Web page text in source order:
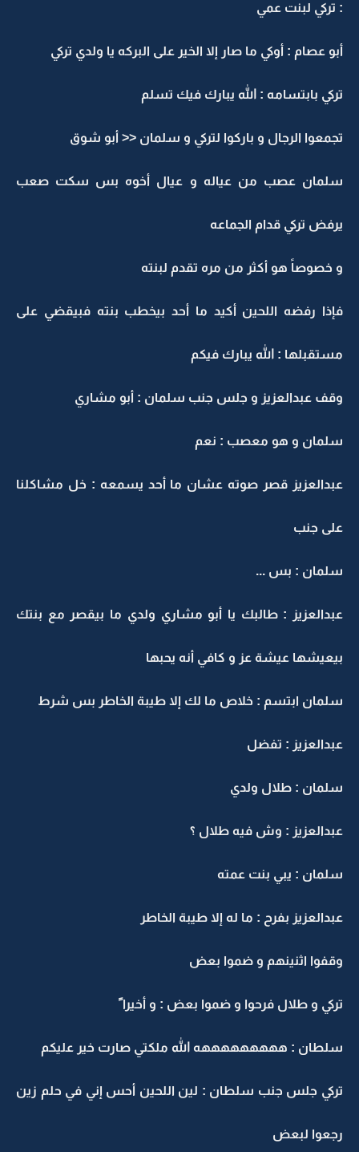
: تركي لبنت عمي
أبو عصام : أوكي ما صار إلا الخير على البركه يا ولدي تركي
تركي بابتسامه : الله يبارك فيك تسلم
تجمعوا الرجال و باركوا لتركي و سلمان << أبو شوق
سلمان عصب من عياله و عيال أخوه بس سكت صعب
يرفض تركي قدام الجماعه
و خصوصاً هو أكثر من مره تقدم لبنته
فإذا رفضه اللحين أكيد ما أحد بيخطب بنته فبيقضي على
مستقبلها : الله يبارك فيكم
وقف عبدالعزيز و جلس جنب سلمان : أبو مشاري
سلمان و هو معصب : نعم
عبدالعزيز قصر صوته عشان ما أحد يسمعه : خل مشاكلنا
على جنب
سلمان : بس ...
عبدالعزيز : طالبك يا أبو مشاري ولدي ما بيقصر مع بنتك
بيعيشها عيشة عز و كافي أنه يحبها
سلمان ابتسم : خلاص ما لك إلا طيبة الخاطر بس شرط
عبدالعزيز : تفضل
سلمان : طلال ولدي
عبدالعزيز : وش فيه طلال ؟
سلمان : يبي بنت عمته
عبدالعزيز بفرح : ما له إلا طيبة الخاطر
وقفوا اثنينهم و ضموا بعض
تركي و طلال فرحوا و ضموا بعض : و أخيرا ً
سلطان : هههههههههه الله ملكتي صارت خير عليكم
تركي جلس جنب سلطان : لين اللحين أحس إني في حلم زين
رجعوا لبعض